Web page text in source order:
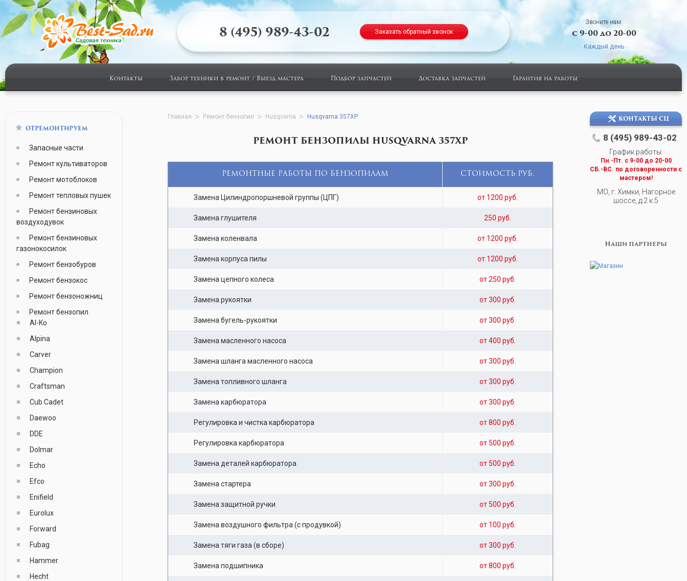
Звоните нам:
с 9-00 до 20-00
Каждый день
8 (495) 989-43-02 Заказать обратный звонок
Контакты Забор техники в ремонт / Выезд мастера Подбор запчастей Доставка запчастей Гарантия на работы
ОТРЕМОНТИРУЕМ
Запасные части
Ремонт культиваторов
Ремонт мотоблоков
Ремонт тепловых пушек
Ремонт бензиновых
воздуходувок
Ремонт бензиновых
газонокосилок
Ремонт бензобуров
Ремонт бензокос
Ремонт бензоножниц
Ремонт бензопил
Al-Ko
Alpina
Carver
Champion
Craftsman
Cub Cadet
Daewoo
DDE
Dolmar
Echo
Efco
Enifield
Eurolux
Forward
Fubag
Hammer
Hecht
КОНТАКТЫ СЦ
8 (495) 989-43-02
График работы:
Пн.-Пт. c 9-00 до 20-00
СБ.-ВС. по договоренности с
мастером!
МО, г. Химки, Нагорное
шоссе, д.2 к.5
Наши партнеры
Главная Ремонт бензопил Husqvarna Husqvarna 357XP
РЕМОНТ БЕНЗОПИЛЫ HUSQVARNA 357XP
РЕМОНТНЫЕ РАБОТЫ ПО БЕНЗОПИЛАМ СТОИМОСТЬ РУБ.
Замена Цилиндропоршневой группы (ЦПГ) от 1200 руб.
Замена глушителя 250 руб.
Замена коленвала от 1200 руб.
Замена корпуса пилы от 1200 руб.
Замена цепного колеса от 250 руб.
Замена рукоятки от 300 руб.
Замена бугель-рукоятки от 300 руб.
Замена масленного насоса от 400 руб.
Замена шланга масленного насоса от 300 руб.
Замена топливного шланга от 300 руб.
Замена карбюратора от 300 руб.
Регулировка и чистка карбюратора от 800 руб.
Регулировка карбюратора от 500 руб.
Замена деталей карбюратора от 500 руб.
Замена стартера от 300 руб.
Замена защитной ручки от 500 руб.
Замена воздушного фильтра (с продувкой) от 100 руб.
Замена тяги газа (в сборе) от 300 руб.
Замена подшипника от 800 руб.